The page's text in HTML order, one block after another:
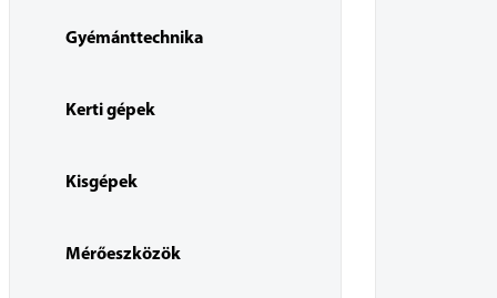
Gyémánttechnika
Kerti gépek
Kisgépek
Mérőeszközök